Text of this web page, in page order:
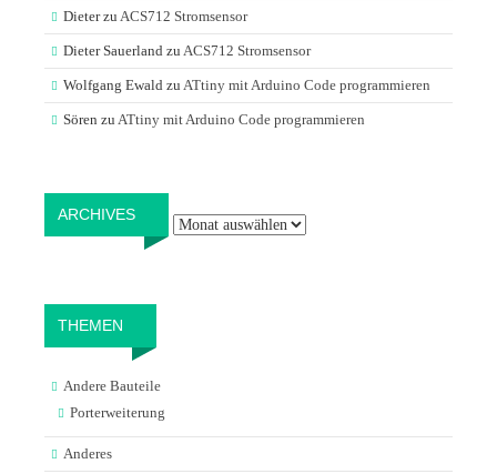
Dieterzu ACS712 Stromsensor
Dieter Sauerland zu ACS712 Stromsensor
Wolfgang Ewald zu ATtiny mit Arduino Code programmieren
Sören zu ATtiny mit Arduino Code programmieren
ARCHIVES
THEMEN
Andere Bauteile
Porterweiterung
Anderes